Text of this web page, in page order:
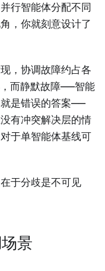
行智能体分配不同
，你就刻意设计了
，协调故障约占各
而静默故障——智能
是错误的答案——
有冲突解决层的情
于单智能体基线可
于分歧是不可见
景